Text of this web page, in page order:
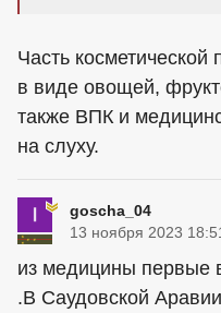
Часть
в виде овощей,
также ВПК и
на слуху.
goscha_04
13 ноября 2023
из медицины первые
.В Саудовской